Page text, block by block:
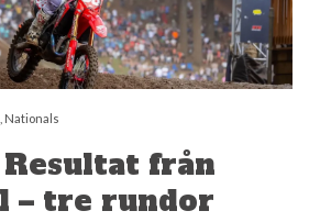
Nationals
från
– tre rundor